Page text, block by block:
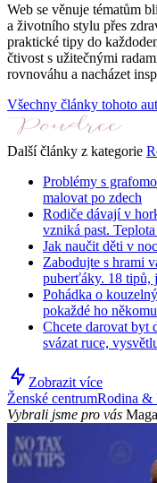
Web se věnuje tématům
a životního stylu přes
praktické tipy do
čtivost s užitečnými
rovnováhu a nacházet
Všechny články tohoto
Další články z kategorie
Problémy s
malovat po zdech
Rodiče dávají v
vzniká past.
Jak naučit děti v
Zabodujte s hrami
puberťáky. 18 tipů,
Pohádka o
pokaždé ho
Chcete darovat byt
svázat ruce,
Zobrazit více
Ženské centrumRodina &
Vybrali jsme pro vás